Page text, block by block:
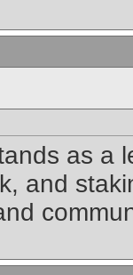
as a
and